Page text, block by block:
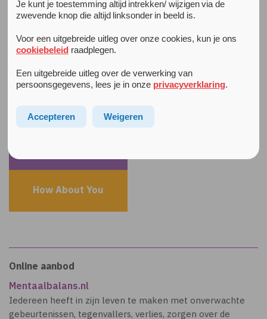
Bekijk ook het filmpjevoor meer informatie.
How About You
Online aanbod
Mentaalbalans.nl
Iedereen heeft in zijn leven te maken met onverwachte
gebeurtenissen, tegenvallers, verlies, zorgen over de
Je kunt je toestemming altijd intrekken/ wijzigen via de
zwevende knop die altijd linksonder in beeld is.
Voor een uitgebreide uitleg over onze cookies, kun je ons
cookiebeleid raadplegen.
Een uitgebreide uitleg over de verwerking van
persoonsgegevens, lees je in onze privacyverklaring.
Accepteren Weigeren